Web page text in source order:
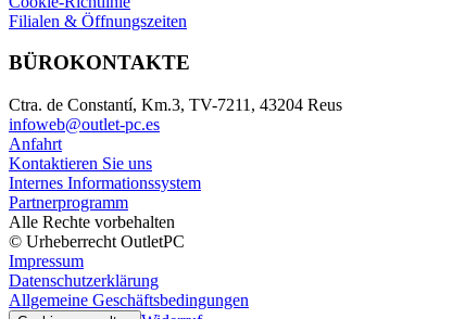
Filialen & Öffnungszeiten
BÜROKONTAKTE
Ctra. de Constantí, Km.3, TV-7211, 43204 Reus
infoweb@outlet-pc.es
Anfahrt
Kontaktieren Sie uns
Internes Informationssystem
Partnerprogramm
Alle Rechte vorbehalten
© Urheberrecht OutletPC
Impressum
Datenschutzerklärung
Allgemeine Geschäftsbedingungen